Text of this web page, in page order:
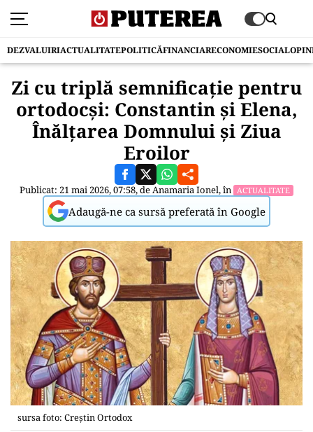
DEZVALUIRIACTUALITATEPOLITICĂFINANCIARECONOMIESOCIAL
Zi cu triplă semnificație pentru
ortodocși: Constantin și Elena,
Înălțarea Domnului și Ziua
Eroilor
Publicat: 21 mai 2026, 07:58, deAnamaria Ionel, în ACTUALITATE
Adaugă-ne ca sursă preferată în Google
sursa foto: Creștin Ortodox